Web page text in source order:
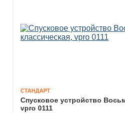
СТАНДАРТ
Спусковое устройство
vpro 0111